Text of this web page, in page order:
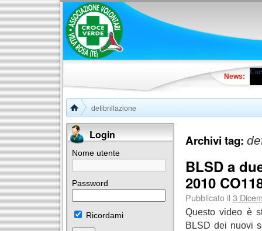
News:
defibrillazione
Login
Nome utente
Password
Ricordami
Archivi tag:
BLSD a
2010
Pubblicato il 3
Questo video è
BLSD dei nuovi